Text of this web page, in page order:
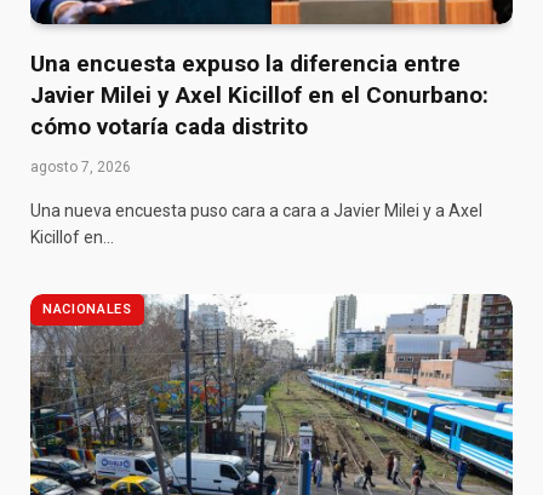
Una encuesta expuso la diferencia entre
Javier Milei y Axel Kicillof en el Conurbano:
cómo votaría cada distrito
agosto 7, 2026
Una nueva encuesta puso cara a cara a Javier Milei y a Axel
Kicillof en…
NACIONALES